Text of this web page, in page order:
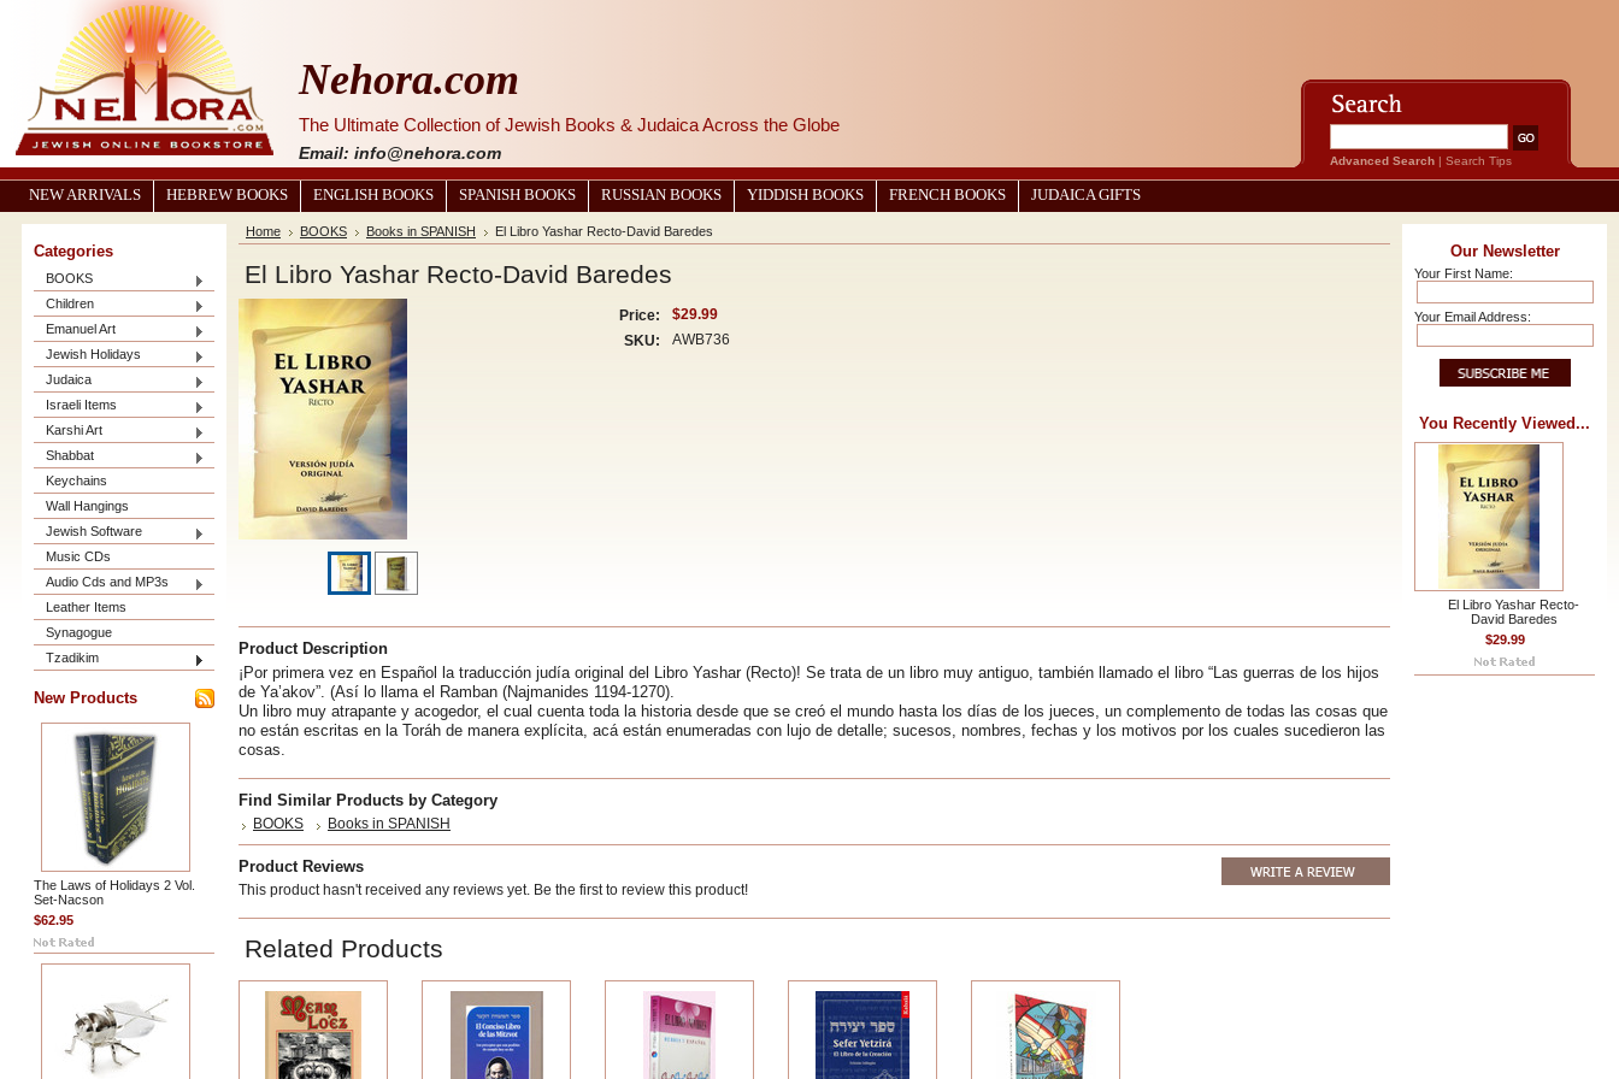
Nehora.com
The Ultimate Collection of Jewish Books & Judaica Across the Globe
Email: info@nehora.com Advanced Search | Search Tips
NEW ARRIVALS HEBREW BOOKS ENGLISH BOOKS SPANISH BOOKS RUSSIAN BOOKS YIDDISH BOOKS FRENCH BOOKS JUDAICA GIFTS
Categories
BOOKS
Children
Emanuel Art
Jewish Holidays
Judaica
Israeli Items
Karshi Art
Shabbat
Keychains
Wall Hangings
Jewish Software
Music CDs
Audio Cds and MP3s
Leather Items
Synagogue
Tzadikim
New Products
The Laws of Holidays 2 Vol.
Set-Nacson
$62.95
Home BOOKS Books in SPANISH El Libro Yashar Recto-David Baredes
El Libro Yashar Recto-David Baredes
Price:
$29.99
SKU:
AWB736
Product Description
¡Por primera vez en Español la traducción judía original del Libro Yashar (Recto)! Se trata de un libro muy antiguo, también llamado el libro “Las guerras de los hijos
de Ya’akov”. (Así lo llama el Ramban (Najmanides 1194-1270).
Un libro muy atrapante y acogedor, el cual cuenta toda la historia desde que se creó el mundo hasta los días de los jueces, un complemento de todas las cosas que
no están escritas en la Toráh de manera explícita, acá están enumeradas con lujo de detalle; sucesos, nombres, fechas y los motivos por los cuales sucedieron las
cosas.
Find Similar Products by Category
BOOKS Books in SPANISH
Product Reviews
This product hasn't received any reviews yet. Be the first to review this product!
Related Products
Our Newsletter
Your First Name:
Your Email Address:
You Recently Viewed...
El Libro Yashar Recto-
David Baredes
$29.99